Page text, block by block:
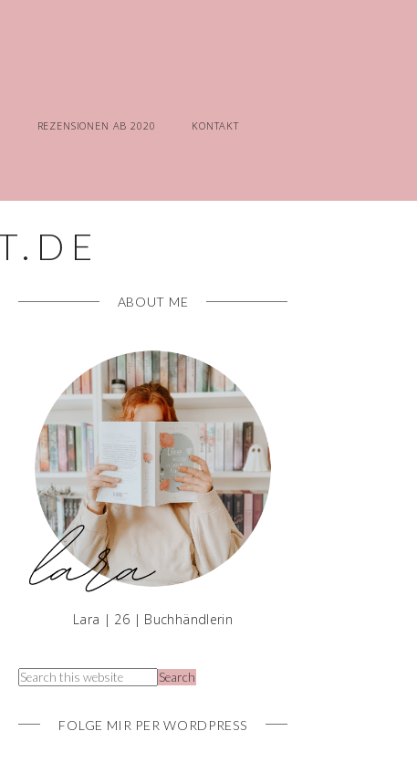
REZENSIONEN AB 2020 KONTAKT
ABOUT ME
Lara | 26 | Buchhändlerin
FOLGE MIR PER WORDPRESS